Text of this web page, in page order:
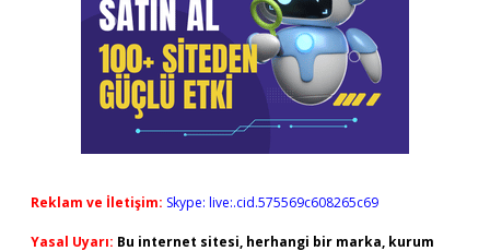
Reklam ve İletişim: Skype: live:.cid.575569c608265c69
Yasal Uyarı: Bu internet sitesi, herhangi bir marka, kurum